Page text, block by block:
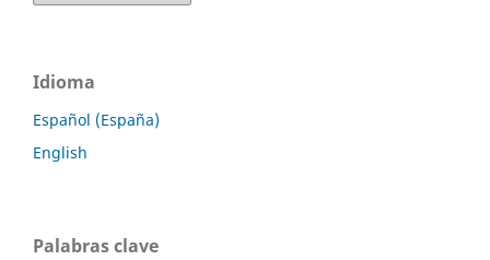
Idioma
Español (España)
English
Palabras clave